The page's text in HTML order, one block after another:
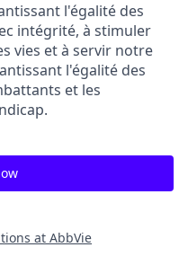
l'égalité des
intégrité, à stimuler
vies et à servir notre
l'égalité des
et les
at AbbVie